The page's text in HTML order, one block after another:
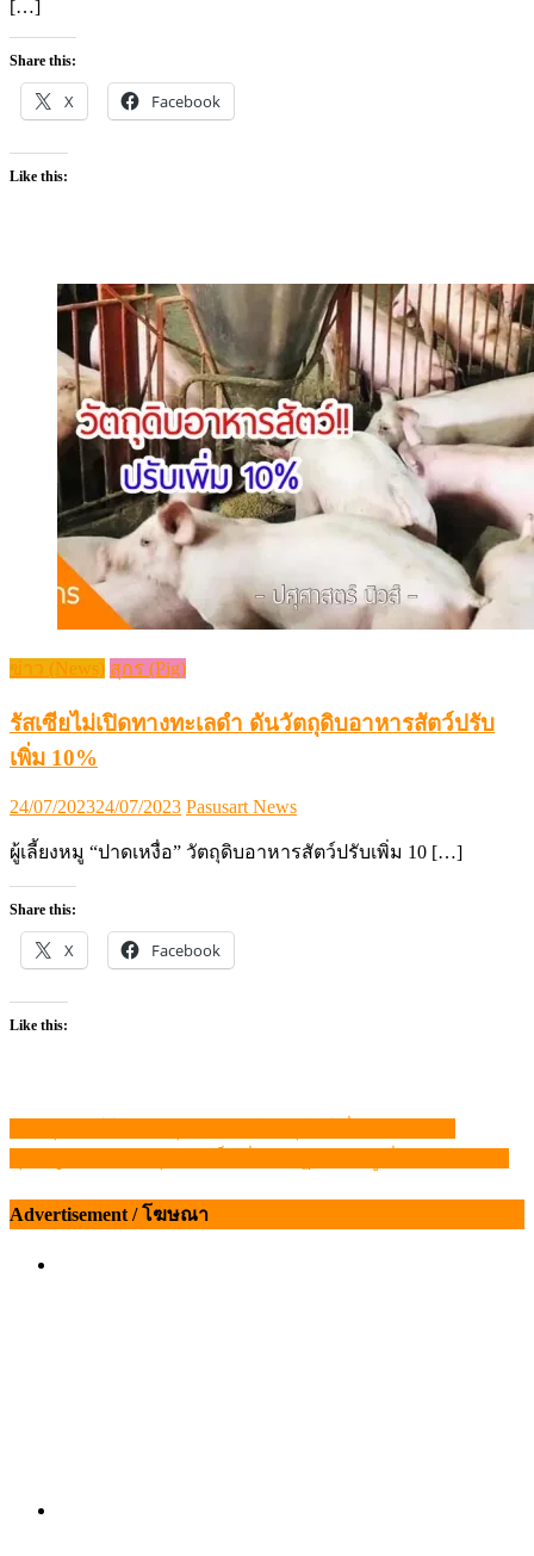
[…]
Share this:
X Facebook
Like this:
ข่าว (News) สุกร (Pig)
รัสเซียไม่เปิดทางทะเลดำ ดันวัตถุดิบอาหารสัตว์ปรับ
เพิ่ม 10%
Posted
24/07/202324/07/2023 Author
Pasusart News
ผู้เลี้ยงหมู “ปาดเหงื่อ” วัตถุดิบอาหารสัตว์ปรับเพิ่ม 10 […]
Share this:
X Facebook
Like this:
แนะแนว
Advertisement / โฆษณา